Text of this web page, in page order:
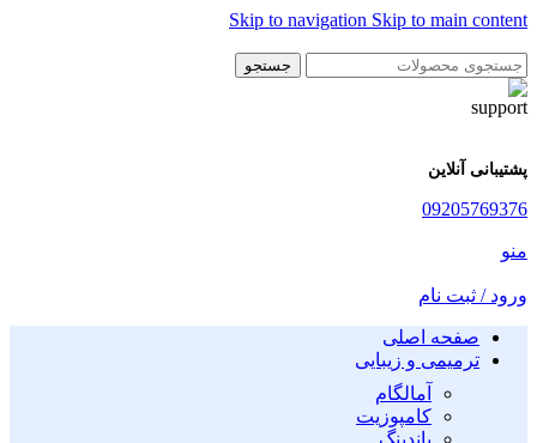
Skip to navigation Skip to main content
جستجو
پشتیبانی آنلاین
09205769376
منو
ورود / ثبت نام
صفحه اصلی
ترمیمی و زیبایی
آمالگام
کامپوزیت
باندینگ